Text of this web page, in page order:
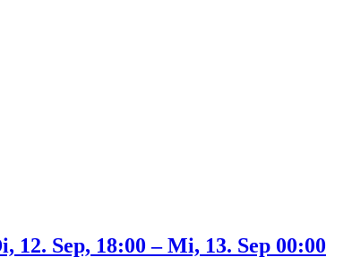
Sep, 18:00 – Mi, 13. Sep 00:00